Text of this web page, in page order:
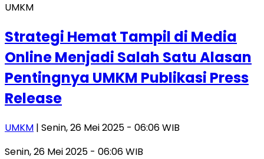
UMKM
Strategi Hemat Tampil di Media
Online Menjadi Salah Satu Alasan
Pentingnya UMKM Publikasi Press
Release
UMKM | Senin, 26 Mei 2025 - 06:06 WIB
Senin, 26 Mei 2025 - 06:06 WIB